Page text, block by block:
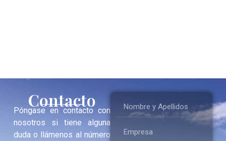
Contacto
Póngase en contacto con
nosotros si tiene alguna
duda o llámenos al número